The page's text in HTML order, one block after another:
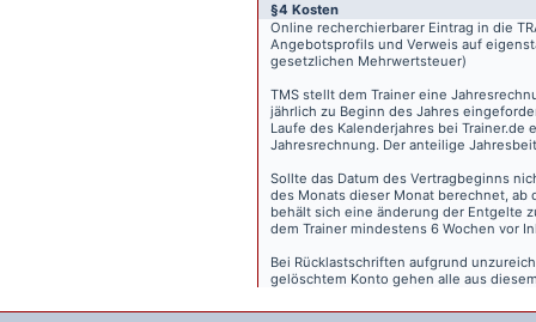
§4 Kosten
Online recherchierbarer Eintrag in die
Angebotsprofils und Verweis auf
gesetzlichen Mehrwertsteuer)
TMS stellt dem Trainer eine
jährlich zu Beginn des Jahres
Laufe des Kalenderjahres bei
Jahresrechnung. Der anteilige
Sollte das Datum des Vertragbeginns
des Monats dieser Monat berechnet, ab
behält sich eine änderung der Entgelte
dem Trainer mindestens 6 Wochen vor
Bei Rücklastschriften aufgrund
gelöschtem Konto gehen alle aus